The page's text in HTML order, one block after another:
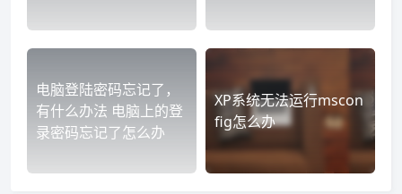
电脑登陆密码忘记了，
有什么办法 电脑上的登
录密码忘记了怎么办
XP系统无法运行mscon
fig怎么办